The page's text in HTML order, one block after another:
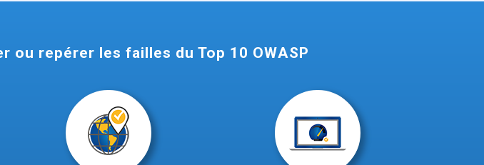
repérer les failles du Top 10 OWASP